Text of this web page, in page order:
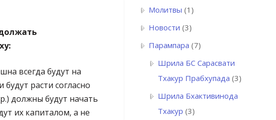
всегда будут на
расти согласно
должны будут начать
их капиталом, а не
Молитвы (1)
Новости (3)
Парампара (7)
Шрила БC Сарасвати
Тхакур Прабхупада (3)
Шрила Бхактивинода
Тхакур (3)